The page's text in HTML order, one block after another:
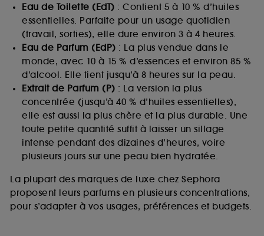
Eau de Toilette (EdT) : Contient 5 à 10 % d’huiles
essentielles. Parfaite pour un usage quotidien
(travail, sorties), elle dure environ 3 à 4 heures.
Eau de Parfum (EdP) : La plus vendue dans le
monde, avec 10 à 15 % d’essences et environ 85 %
d’alcool. Elle tient jusqu’à 8 heures sur la peau.
Extrait de Parfum (P) : La version la plus
concentrée (jusqu’à 40 % d’huiles essentielles),
elle est aussi la plus chère et la plus durable. Une
toute petite quantité suffit à laisser un sillage
intense pendant des dizaines d’heures, voire
plusieurs jours sur une peau bien hydratée.
La plupart des marques de luxe chez Sephora
proposent leurs parfums en plusieurs concentrations,
pour s’adapter à vos usages, préférences et budgets.